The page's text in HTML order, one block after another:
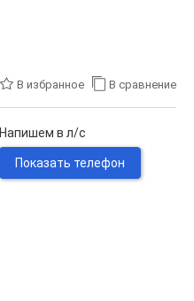
В избранное В сравнение
Напишем в л/с
Показать телефон